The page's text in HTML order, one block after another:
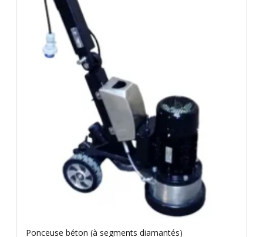
Ponceuse béton (à segments diamantés)